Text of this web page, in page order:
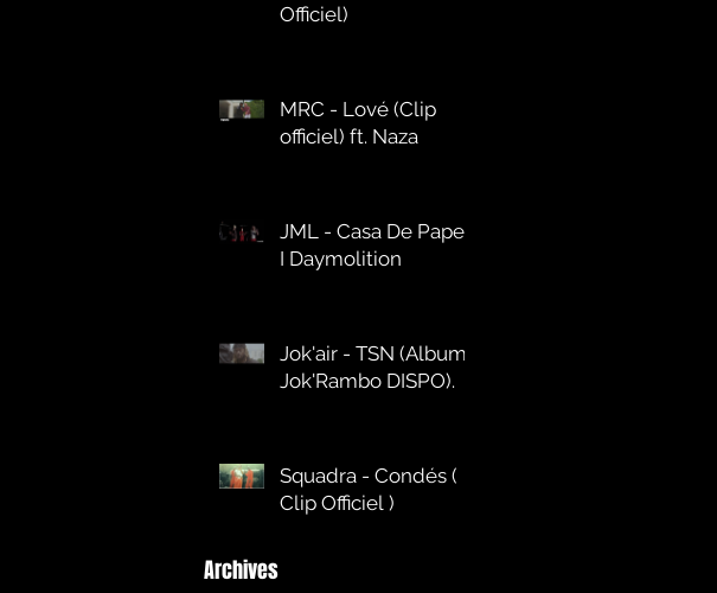
Officiel)
MRC - Lové (Clip
officiel) ft. Naza
JML - Casa De Papel
I Daymolition
Jok'air - TSN (Album
Jok'Rambo DISPO).
Squadra - Condés (
Clip Officiel )
Archives